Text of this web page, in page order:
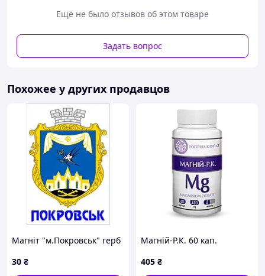
Еще не было отзывов об этом товаре
Задать вопрос
Похожее у других продавцов
Магніт "м.Покровськ" герб
30 ₴
Магній-Р.К. 60 кап.
405 ₴